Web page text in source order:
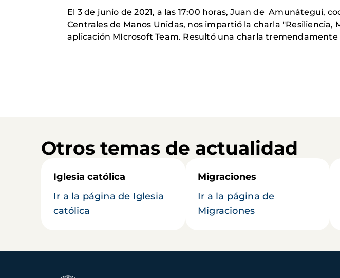
El 3 de junio de 2021, a las 17:00 horas, Juan de Amunátegui,
Centrales de Manos Unidas, nos impartió la charla "Resiliencia,
aplicación MIcrosoft Team. Resultó una charla
Otros temas de actualidad
Iglesia católica
Ir a la página de Iglesia
católica
Migraciones
Ir a la página de
Migraciones